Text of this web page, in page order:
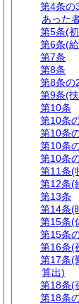
第4条の
あった
第5条(
第6条(
第7条
第8条
第8条の
第9条(
第10条
第10条
第10条
第10条
第10条
第11条(
第12条(
第13条
第14条(
第15条(
第15条
第16条(
第17条(
算出)
第18条(
第18条